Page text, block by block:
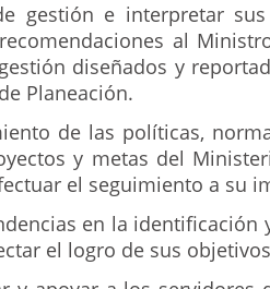
gestión e interpretar
al
diseñados y
Planeación.
de las políticas,
y metas del
el seguimiento a su
en la identificación
el logro de sus